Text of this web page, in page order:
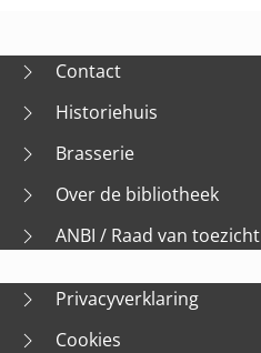
Contact
Historiehuis
Brasserie
Over de bibliotheek
ANBI / Raad van toezicht
Privacyverklaring
Cookies